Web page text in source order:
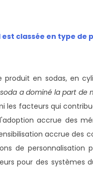
classée en type
en sodas, en
a dominé la part de
les facteurs qui
accrue des
accrue des
de personnalisation
pour des systèmes